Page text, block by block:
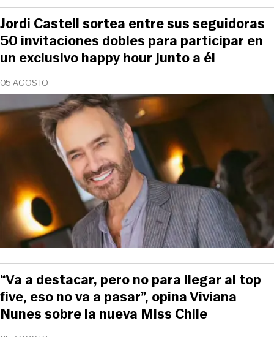
05 AGOSTO
Jordi Castell sortea entre sus seguidoras
50 invitaciones dobles para participar en
un exclusivo happy hour junto a él
“Va a destacar, pero no para llegar al top
five, eso no va a pasar”, opina Viviana
Nunes sobre la nueva Miss Chile